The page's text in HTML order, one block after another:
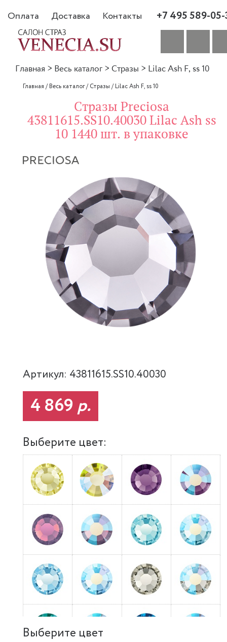
Оплата Доставка Контакты +7 495 589-
Главная > Весь каталог > Стразы > Lilac Ash F, ss 10
Главная /Весь каталог/Стразы /Lilac Ash F, ss 10
Стразы Preciosa
43811615.SS10.40030 Lilac Ash ss
10 1440 шт. в упаковке
Артикул: 43811615.SS10.40030
4 869 р.
Выберите цвет:
Выберите цвет